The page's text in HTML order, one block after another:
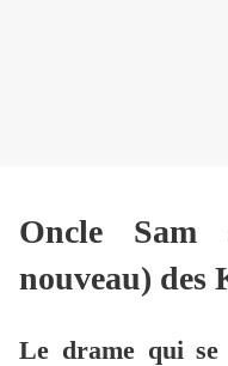
Oncle Sam
nouveau) des
Le drame qui